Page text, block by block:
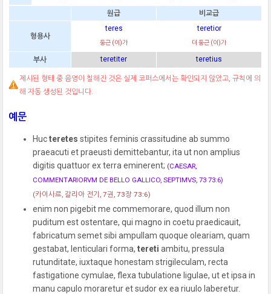
원급 비교급
형용사
teres
둥근 (이)가
teretior
더 둥근 (이)가
부사 teretiter teretius
제시된 형태 중 음영이 칠해진 것은 실제 코퍼스에서는 확인되지 않았고, 규칙에 의
해 자동 생성된 것입니다.
예문
Hucteretes stipites feminis crassitudine ab summo
praeacuti et praeusti demittebantur, ita ut non amplius
digitis quattuor ex terra eminerent; (CAESAR,
COMMENTARIORVM DE BELLO GALLICO, SEPTIMVS, 73 73:6)
(카이사르, 갈리아 전기, 7권, 73장 73:6)
enim non pigebit me commemorare, quod illum non
puditum est ostentare, qui magno in coetu praedicauit,
fabricatum semet sibi ampullam quoque oleariam, quam
gestabat, lenticulari forma,tereti ambitu, pressula
rutunditate, iuxtaque honestam strigileculam, recta
fastigatione cymulae, flexa tubulatione ligulae, ut et ipsa in
manu capulo moraretur et sudor ex ea riuulo laberetur.